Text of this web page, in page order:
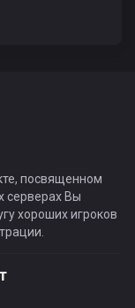
посвященном
серверах Вы
хороших игроков